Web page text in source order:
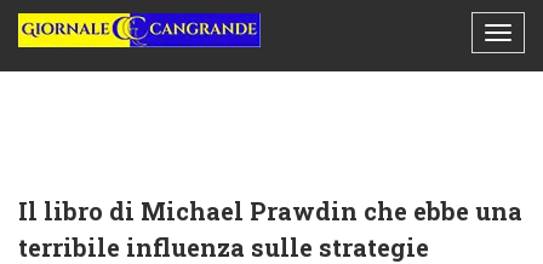
Il libro di Michael Prawdin che ebbe una
terribile influenza sulle strategie